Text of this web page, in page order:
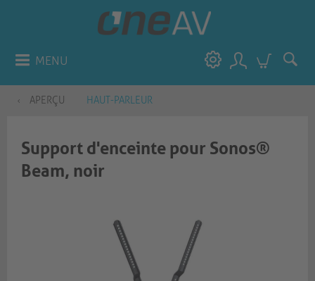
MENU
APERÇU HAUT-PARLEUR
Support d'enceinte pour Sonos®
Beam, noir